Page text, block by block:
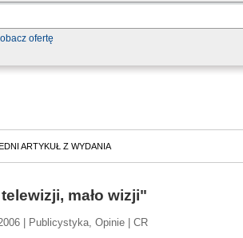
ofertę
ARTYKUŁ Z WYDANIA
mało wizji"
| Publicystyka, Opinie | CR